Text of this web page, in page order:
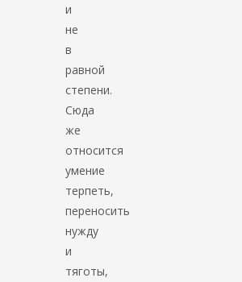
и
не
в
равной
степени.
Сюда
же
относится
умение
терпеть,
переносить
нужду
и
тяготы,